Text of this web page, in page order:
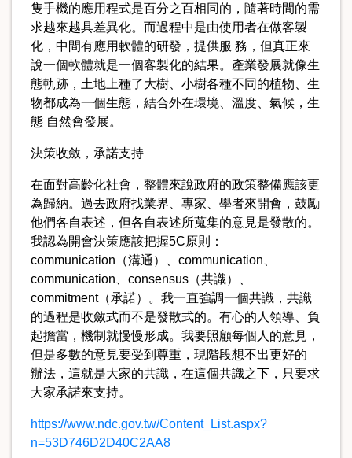
隻手機的應用程式是百分之百相同的，隨著時間的需
求越來越具差異化。而過程中是由使用者在做客製
化，中間有應用軟體的研發，提供服 務，但真正來
說一個軟體就是一個客製化的結果。產業發展就像生
態軌跡，土地上種了大樹、小樹各種不同的植物、生
物都成為一個生態，結合外在環境、溫度、氣候，生
態 自然會發展。
決策收斂，承諾支持
在面對高齡化社會，整體來說政府的政策整備應該更
為歸納。過去政府找業界、專家、學者來開會，鼓勵
他們各自表述，但各自表述所蒐集的意見是發散的。
我認為開會決策應該把握5C原則：
communication（溝通）、communication、
communication、consensus（共識）、
commitment（承諾）。我一直強調一個共識，共識
的過程是收斂式而不是發散式的。有心的人領導、負
起擔當，機制就慢慢形成。我要照顧每個人的意見，
但是多數的意見要受到尊重，現階段想不出更好的
辦法，這就是大家的共識，在這個共識之下，只要求
大家承諾來支持。
https://www.ndc.gov.tw/Content_List.aspx?
n=53D746D2D40C2AA8